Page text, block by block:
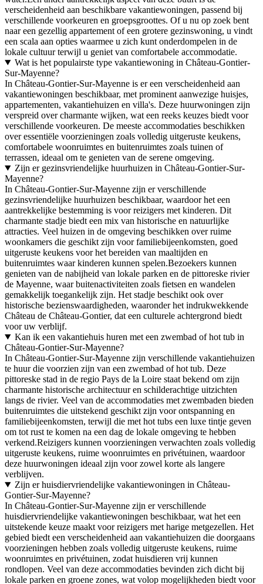
verscheidenheid aan beschikbare vakantiewoningen, passend bij
verschillende voorkeuren en groepsgroottes. Of u nu op zoek bent
naar een gezellig appartement of een grotere gezinswoning, u vindt
een scala aan opties waarmee u zich kunt onderdompelen in de
lokale cultuur terwijl u geniet van comfortabele accommodatie.
Wat is het populairste type vakantiewoning in Château-Gontier-
Sur-Mayenne?
In Château-Gontier-Sur-Mayenne is er een verscheidenheid aan
vakantiewoningen beschikbaar, met prominent aanwezige huisjes,
appartementen, vakantiehuizen en villa's. Deze huurwoningen zijn
verspreid over charmante wijken, wat een reeks keuzes biedt voor
verschillende voorkeuren. De meeste accommodaties beschikken
over essentiële voorzieningen zoals volledig uitgeruste keukens,
comfortabele woonruimtes en buitenruimtes zoals tuinen of
terrassen, ideaal om te genieten van de serene omgeving.
Zijn er gezinsvriendelijke huurhuizen in Château-Gontier-Sur-
Mayenne?
In Château-Gontier-Sur-Mayenne zijn er verschillende
gezinsvriendelijke huurhuizen beschikbaar, waardoor het een
aantrekkelijke bestemming is voor reizigers met kinderen. Dit
charmante stadje biedt een mix van historische en natuurlijke
attracties. Veel huizen in de omgeving beschikken over ruime
woonkamers die geschikt zijn voor familiebijeenkomsten, goed
uitgeruste keukens voor het bereiden van maaltijden en
buitenruimtes waar kinderen kunnen spelen.Bezoekers kunnen
genieten van de nabijheid van lokale parken en de pittoreske rivier
de Mayenne, waar buitenactiviteiten zoals fietsen en wandelen
gemakkelijk toegankelijk zijn. Het stadje beschikt ook over
historische bezienswaardigheden, waaronder het indrukwekkende
Château de Château-Gontier, dat een culturele achtergrond biedt
voor uw verblijf.
Kan ik een vakantiehuis huren met een zwembad of hot tub in
Château-Gontier-Sur-Mayenne?
In Château-Gontier-Sur-Mayenne zijn verschillende vakantiehuizen
te huur die voorzien zijn van een zwembad of hot tub. Deze
pittoreske stad in de regio Pays de la Loire staat bekend om zijn
charmante historische architectuur en schilderachtige uitzichten
langs de rivier. Veel van de accommodaties met zwembaden bieden
buitenruimtes die uitstekend geschikt zijn voor ontspanning en
familiebijeenkomsten, terwijl die met hot tubs een luxe tintje geven
om tot rust te komen na een dag de lokale omgeving te hebben
verkend.Reizigers kunnen voorzieningen verwachten zoals volledig
uitgeruste keukens, ruime woonruimtes en privétuinen, waardoor
deze huurwoningen ideaal zijn voor zowel korte als langere
verblijven.
Zijn er huisdiervriendelijke vakantiewoningen in Château-
Gontier-Sur-Mayenne?
In Château-Gontier-Sur-Mayenne zijn er verschillende
huisdiervriendelijke vakantiewoningen beschikbaar, wat het een
uitstekende keuze maakt voor reizigers met harige metgezellen. Het
gebied biedt een verscheidenheid aan vakantiehuizen die doorgaans
voorzieningen hebben zoals volledig uitgeruste keukens, ruime
woonruimtes en privétuinen, zodat huisdieren vrij kunnen
rondlopen. Veel van deze accommodaties bevinden zich dicht bij
lokale parken en groene zones, wat volop mogelijkheden biedt voor